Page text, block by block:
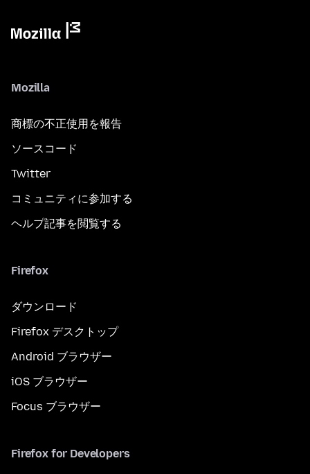
Mozilla
商標の不正使用を報告
ソースコード
Twitter
コミュニティに参加する
ヘルプ記事を閲覧する
Firefox
ダウンロード
Firefox デスクトップ
Android ブラウザー
iOS ブラウザー
Focus ブラウザー
Firefox for Developers